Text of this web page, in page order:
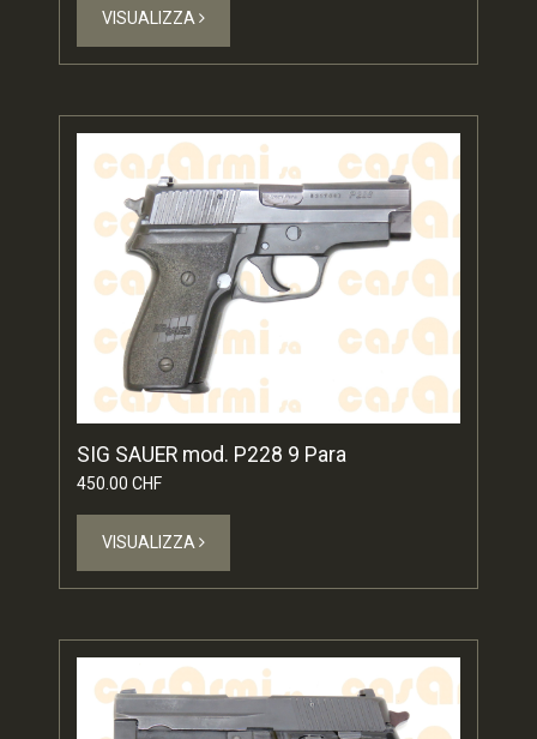
VISUALIZZA
SIG SAUER mod. P228 9 Para
450.00 CHF
VISUALIZZA